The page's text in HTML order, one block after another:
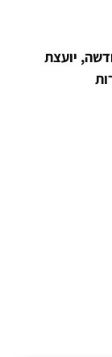
יועצת